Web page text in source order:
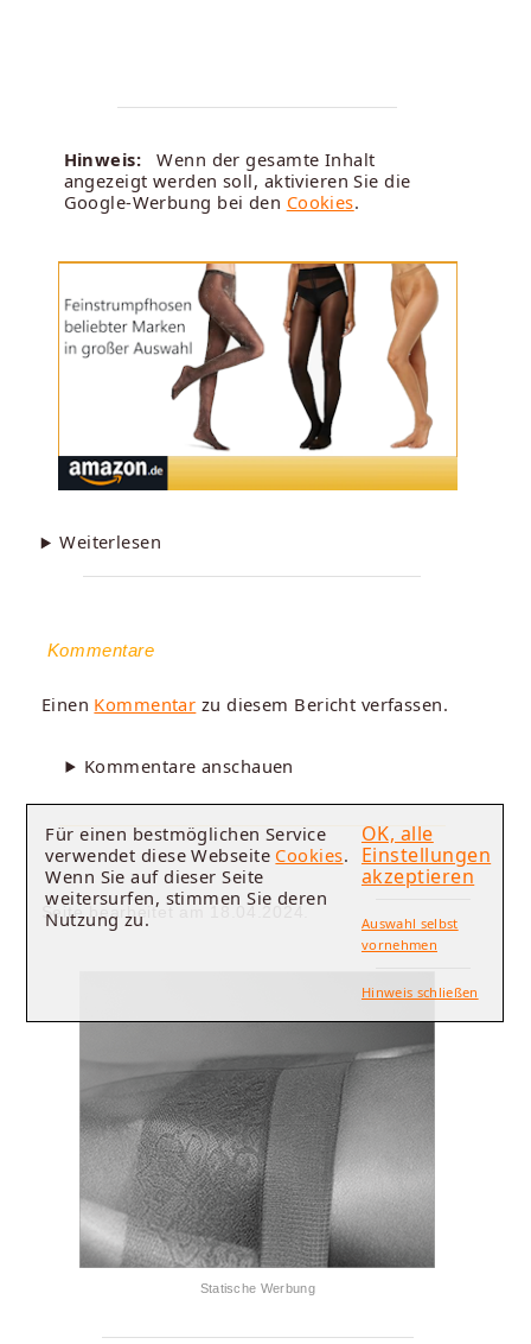
Hinweis: Wenn der gesamte Inhalt
angezeigt werden soll, aktivieren Sie die
Google-Werbung bei den Cookies.
Weiterlesen
Kommentare
Einen Kommentar zu diesem Bericht verfassen.
Kommentare anschauen
Seite bearbeitet am 18.04.2024.
Statische Werbung
Für einen bestmöglichen Service
verwendet diese Webseite Cookies.
Wenn Sie auf dieser Seite
weitersurfen, stimmen Sie deren
Nutzung zu.
OK, alle
Einstellungen
akzeptieren
Auswahl selbst
vornehmen
Hinweis schließen